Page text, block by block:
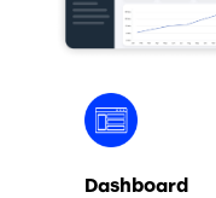
Dashboard